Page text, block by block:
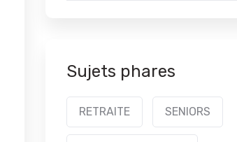
Sujets phares
RETRAITE SENIORS